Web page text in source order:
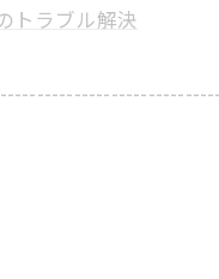
トラブル解決